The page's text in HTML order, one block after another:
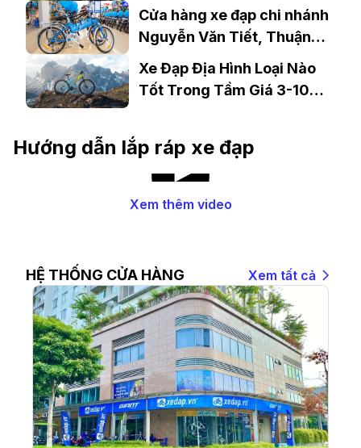
Cửa hàng xe đạp chi nhánh
Nguyễn Văn Tiết, Thuận
An, Bình Dương
Xe Đạp Địa Hình Loại Nào
Tốt Trong Tầm Giá 3-10
Hướng dẫn lắp ráp xe đạp
Xem thêm video
HỆ THỐNG CỬA HÀNG Xem tất cả